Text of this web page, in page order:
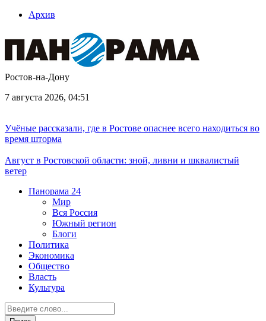
Архив
Ростов-на-Дону
7 августа 2026, 04:51
Учёные рассказали, где в Ростове опаснее всего находиться во
время шторма
Август в Ростовской области: зной, ливни и шквалистый
ветер
Панорама 24
Мир
Вся Россия
Южный регион
Блоги
Политика
Экономика
Общество
Власть
Культура